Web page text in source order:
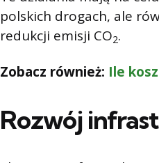
polskich drogach, ale
redukcji emisji CO2.
Zobacz również: Ile
Rozwój